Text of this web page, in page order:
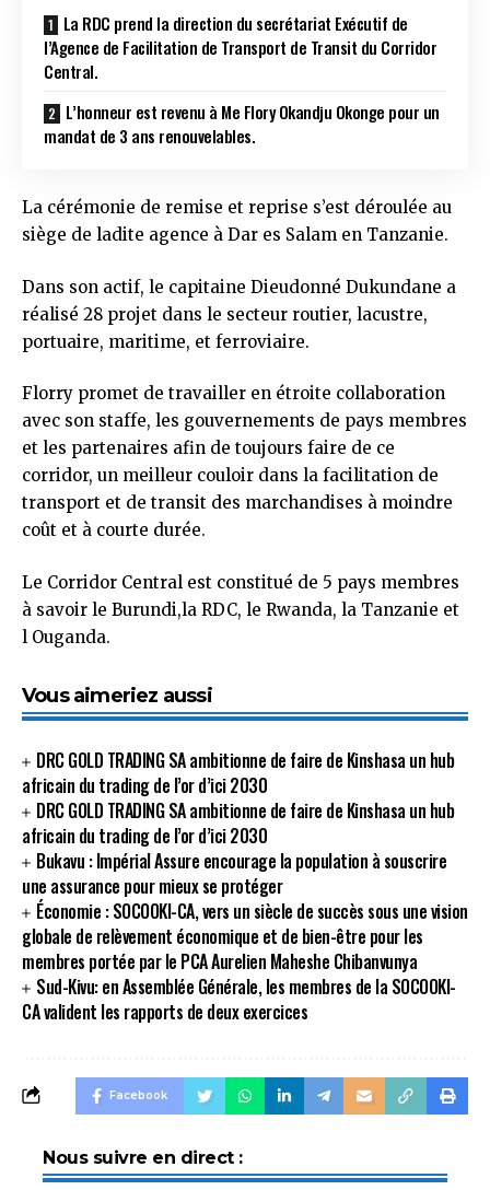
La RDC prend la direction du secrétariat Exécutif de
l’Agence de Facilitation de Transport de Transit du Corridor
Central.
L’honneur est revenu à Me Flory Okandju Okonge pour un
mandat de 3 ans renouvelables.
La cérémonie de remise et reprise s’est déroulée au
siège de ladite agence à Dar es Salam en Tanzanie.
Dans son actif, le capitaine Dieudonné Dukundane a
réalisé 28 projet dans le secteur routier, lacustre,
portuaire, maritime, et ferroviaire.
Florry promet de travailler en étroite collaboration
avec son staffe, les gouvernements de pays membres
et les partenaires afin de toujours faire de ce
corridor, un meilleur couloir dans la facilitation de
transport et de transit des marchandises à moindre
coût et à courte durée.
Le Corridor Central est constitué de 5 pays membres
à savoir le Burundi,la RDC, le Rwanda, la Tanzanie et
l Ouganda.
Vous aimeriez aussi
DRC GOLD TRADING SA ambitionne de faire de Kinshasa un hub
africain du trading de l’or d’ici 2030
DRC GOLD TRADING SA ambitionne de faire de Kinshasa un hub
africain du trading de l’or d’ici 2030
Bukavu : Impérial Assure encourage la population à souscrire
une assurance pour mieux se protéger
Économie : SOCOOKI-CA, vers un siècle de succès sous une vision
globale de relèvement économique et de bien-être pour les
membres portée par le PCA Aurelien Maheshe Chibanvunya
Sud-Kivu: en Assemblée Générale, les membres de la SOCOOKI-
CA valident les rapports de deux exercices
Facebook
Nous suivre en direct :